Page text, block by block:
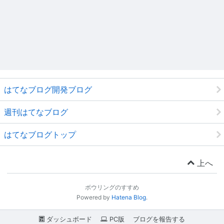
はてなブログ開発ブログ
週刊はてなブログ
はてなブログトップ
上へ
ボウリングのすすめ
Powered by Hatena Blog.
ダッシュボード PC版 ブログを報告する